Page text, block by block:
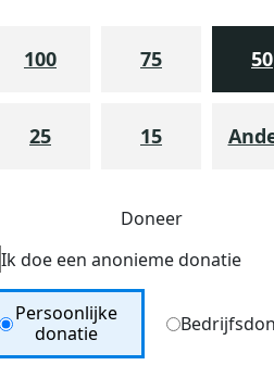
100 75 50
25 15
Doneer
Ik doe een anonieme donatie
Type
Persoonlijke
donatie